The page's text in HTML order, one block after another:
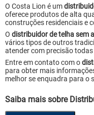
O Costa Lion é um
oferece produtos de alta
construções residenciais e
O distribuidor de telha sem
vários tipos de outros
atender com precisão
Entre em contato com o
para obter mais
melhor se enquadra para o
Saiba mais sobre